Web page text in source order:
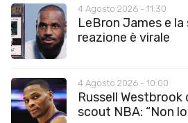
4 Agosto 2026 - 11:30
LeBron James e la
reazione è virale
4 Agosto 2026 - 10:00
Russell
scout NBA: “Non lo